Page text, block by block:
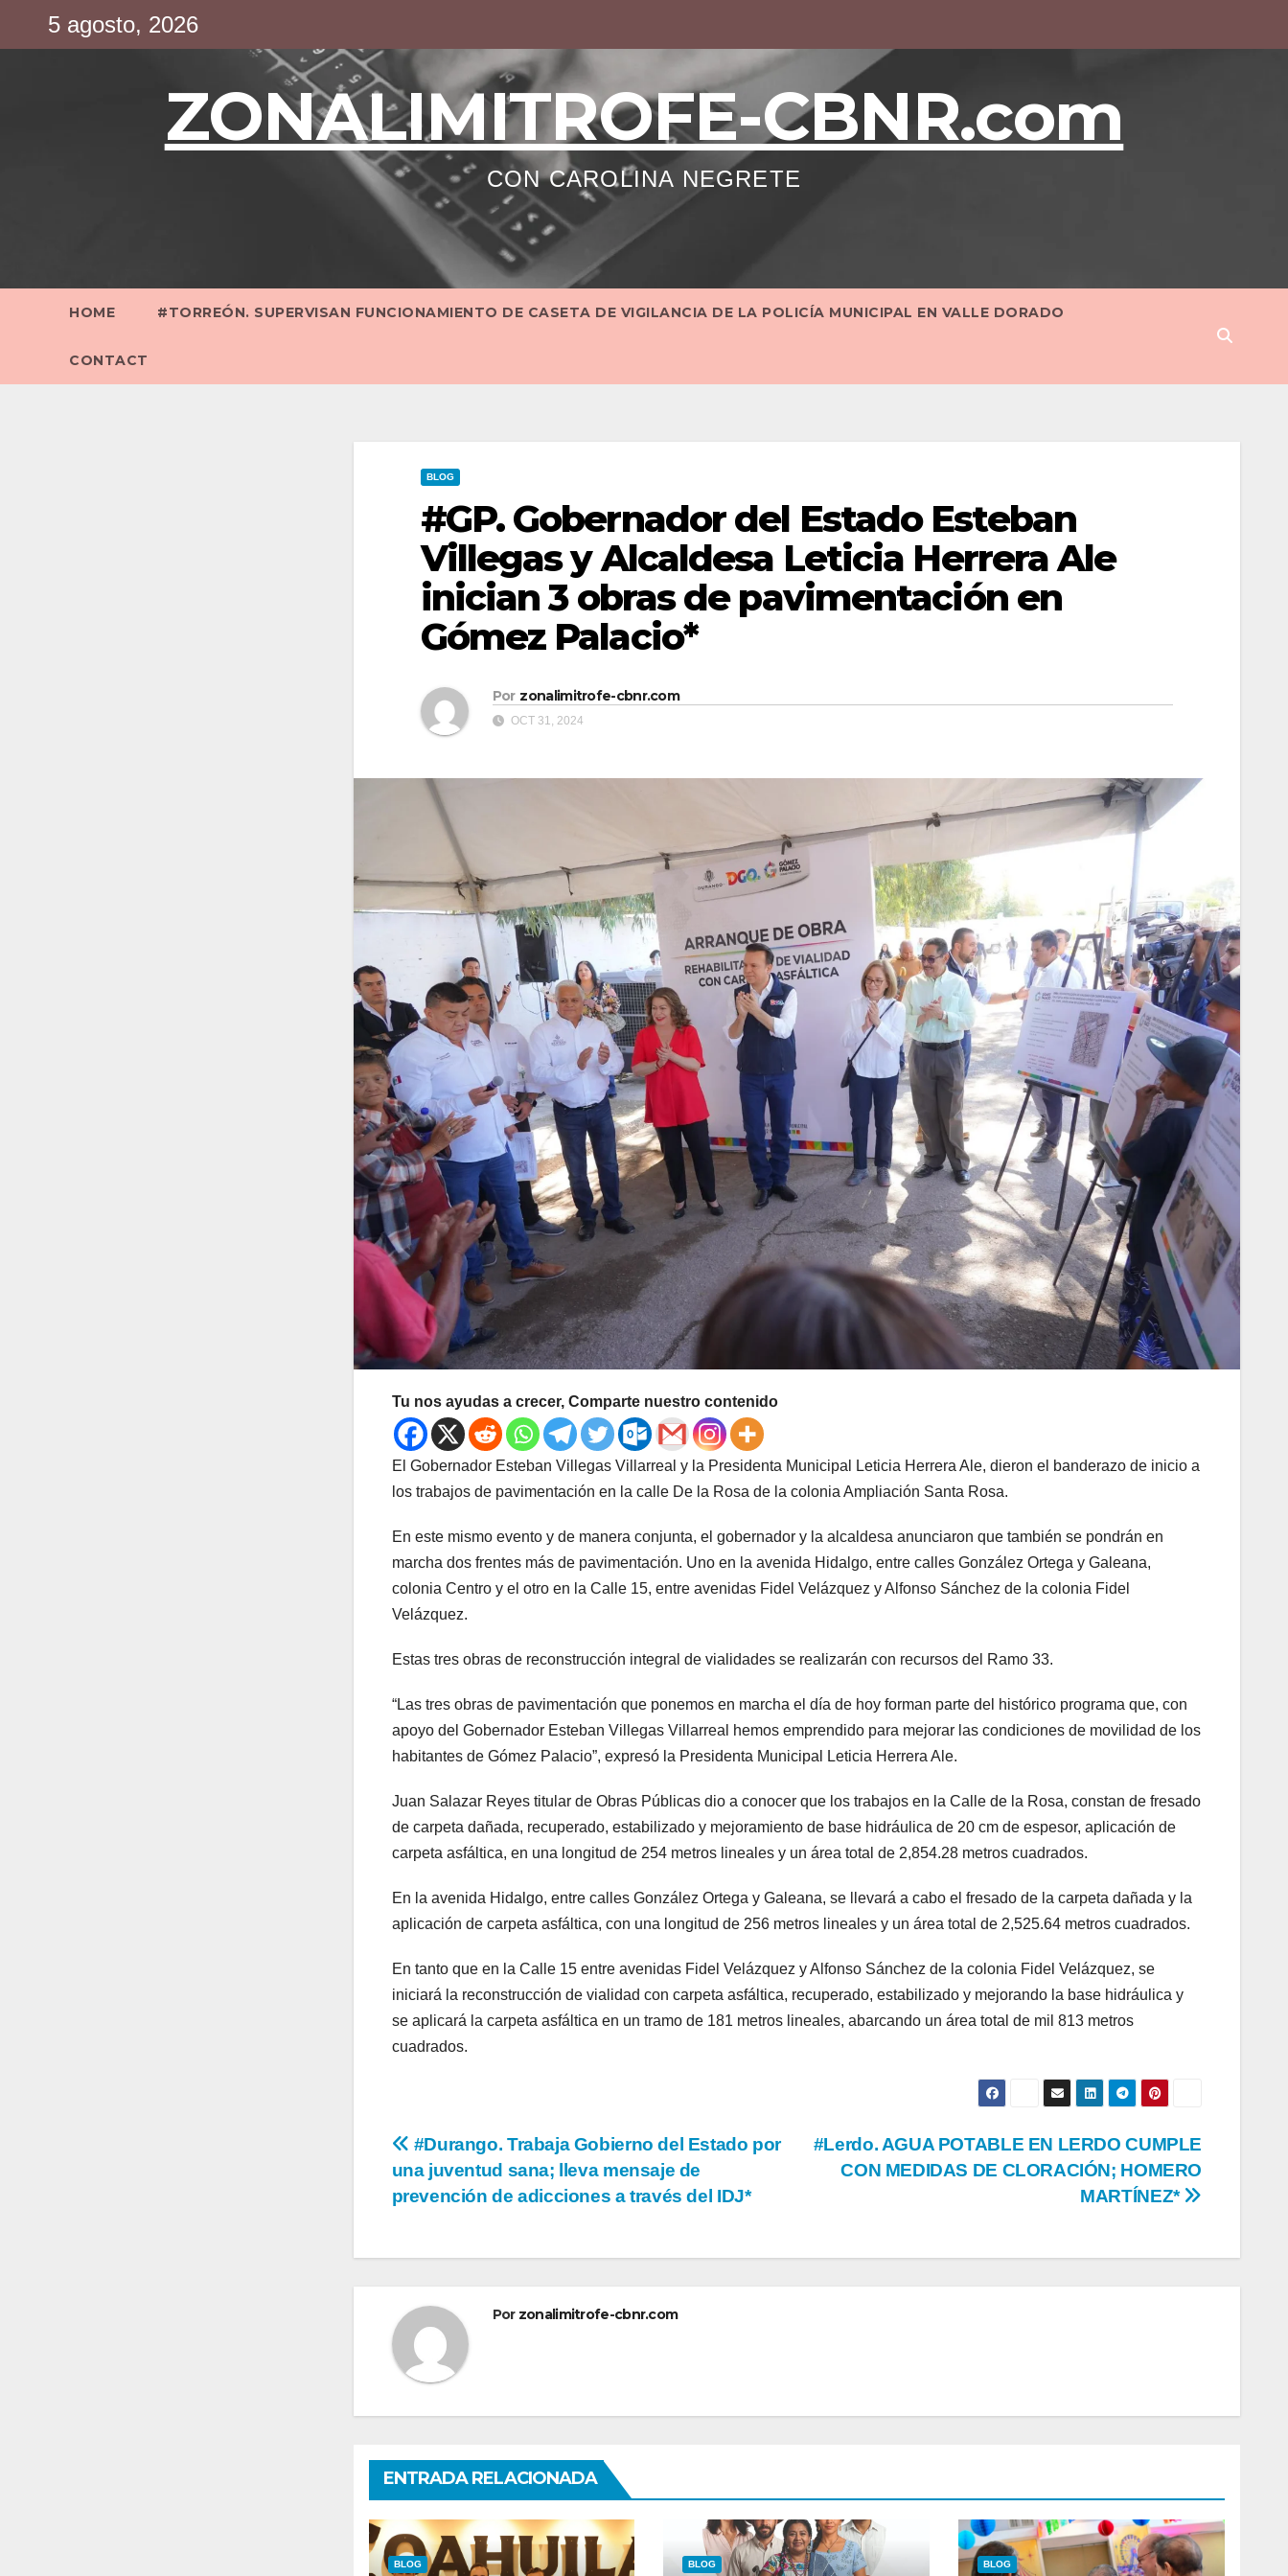
5 agosto, 2026
ZONALIMITROFE-CBNR.com
CON CAROLINA NEGRETE
HOME #TORREÓN. SUPERVISAN FUNCIONAMIENTO DE CASETA DE VIGILANCIA DE LA POLICÍA MUNICIPAL EN VALLE DORADO
CONTACT
BLOG
#GP. Gobernador del Estado Esteban
Villegas y Alcaldesa Leticia Herrera Ale
inician 3 obras de pavimentación en
Gómez Palacio*
Por zonalimitrofe-cbnr.com
OCT 31, 2024
Tu nos ayudas a crecer, Comparte nuestro contenido
El Gobernador Esteban Villegas Villarreal y la Presidenta Municipal Leticia Herrera Ale, dieron el banderazo de inicio a
los trabajos de pavimentación en la calle De la Rosa de la colonia Ampliación Santa Rosa.
En este mismo evento y de manera conjunta, el gobernador y la alcaldesa anunciaron que también se pondrán en
marcha dos frentes más de pavimentación. Uno en la avenida Hidalgo, entre calles González Ortega y Galeana,
colonia Centro y el otro en la Calle 15, entre avenidas Fidel Velázquez y Alfonso Sánchez de la colonia Fidel
Velázquez.
Estas tres obras de reconstrucción integral de vialidades se realizarán con recursos del Ramo 33.
“Las tres obras de pavimentación que ponemos en marcha el día de hoy forman parte del histórico programa que, con
apoyo del Gobernador Esteban Villegas Villarreal hemos emprendido para mejorar las condiciones de movilidad de los
habitantes de Gómez Palacio”, expresó la Presidenta Municipal Leticia Herrera Ale.
Juan Salazar Reyes titular de Obras Públicas dio a conocer que los trabajos en la Calle de la Rosa, constan de fresado
de carpeta dañada, recuperado, estabilizado y mejoramiento de base hidráulica de 20 cm de espesor, aplicación de
carpeta asfáltica, en una longitud de 254 metros lineales y un área total de 2,854.28 metros cuadrados.
En la avenida Hidalgo, entre calles González Ortega y Galeana, se llevará a cabo el fresado de la carpeta dañada y la
aplicación de carpeta asfáltica, con una longitud de 256 metros lineales y un área total de 2,525.64 metros cuadrados.
En tanto que en la Calle 15 entre avenidas Fidel Velázquez y Alfonso Sánchez de la colonia Fidel Velázquez, se
iniciará la reconstrucción de vialidad con carpeta asfáltica, recuperado, estabilizado y mejorando la base hidráulica y
se aplicará la carpeta asfáltica en un tramo de 181 metros lineales, abarcando un área total de mil 813 metros
cuadrados.
Navegación
de
#Lerdo. AGUA POTABLE EN LERDO CUMPLE
CON MEDIDAS DE CLORACIÓN; HOMERO
MARTÍNEZ*
#Durango. Trabaja Gobierno del Estado por
una juventud sana; lleva mensaje de
prevención de adicciones a través del IDJ*
Por zonalimitrofe-cbnr.com
ENTRADA RELACIONADA
BLOG BLOG BLOG